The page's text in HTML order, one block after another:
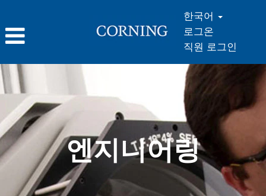
한국어
로그온
직원 로그인
엔
지
니
어
링
엔지니어링